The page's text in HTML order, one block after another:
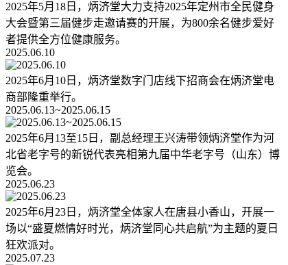
2025年5月18日，炳济堂大力支持2025年定州市全民健身
大会暨第三届健步走邀请赛的开展，为800余名健步爱好
者提供全方位健康服务。
2025.06.10
2025年6月10日，炳济堂数字门店线下招商会在炳济堂电
商部隆重举行。
2025.06.13~2025.06.15
2025年6月13至15日，副总经理王兴涛带领炳济堂作为河
北省老字号的新锐代表亮相第九届中华老字号（山东）博
览会。
2025.06.23
2025年6月23日，炳济堂全体家人在唐县小香山，开展一
场以“盛夏燃情好时光，炳济堂同心共启航”为主题的夏日
狂欢派对。
2025.07.23